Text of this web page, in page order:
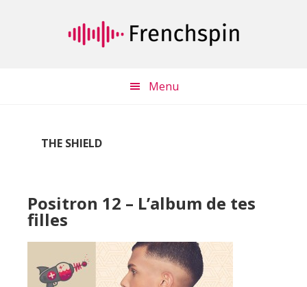
Menu
THE SHIELD
Positron 12 – L’album de tes
filles